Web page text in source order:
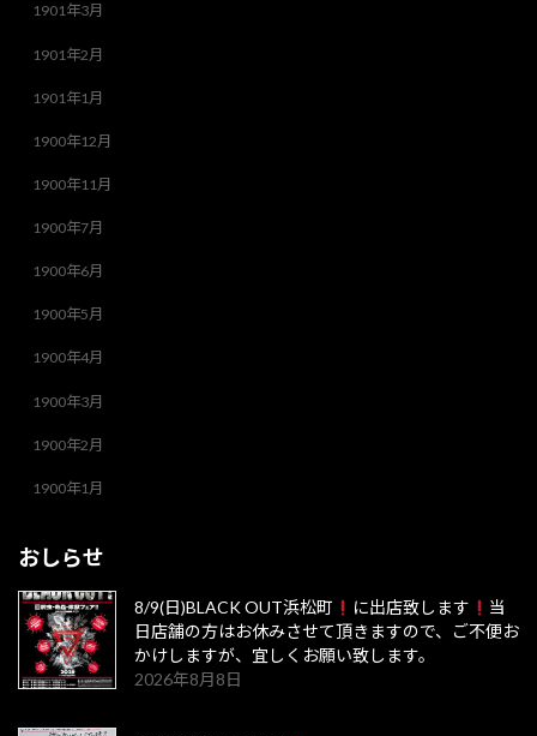
1901年3月
1901年2月
1901年1月
1900年12月
1900年11月
1900年7月
1900年6月
1900年5月
1900年4月
1900年3月
1900年2月
1900年1月
おしらせ
8/9(日)BLACK OUT浜松町 に出店致します
当
日店舗の方はお休みさせて頂きますので、ご不便お
かけしますが、宜しくお願い致します。
2026年8月8日